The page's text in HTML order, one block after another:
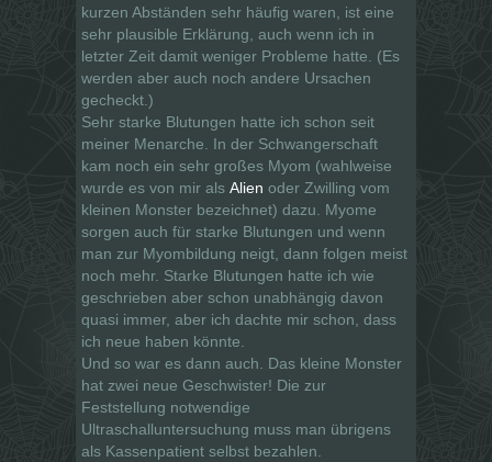
kurzen Abständen sehr häufig waren, ist eine
sehr plausible Erklärung, auch wenn ich in
letzter Zeit damit weniger Probleme hatte. (Es
werden aber auch noch andere Ursachen
gecheckt.)
Sehr starke Blutungen hatte ich schon seit
meiner Menarche. In der Schwangerschaft
kam noch ein sehr großes Myom (wahlweise
wurde es von mir als Alien oder Zwilling vom
kleinen Monster bezeichnet) dazu. Myome
sorgen auch für starke Blutungen und wenn
man zur Myombildung neigt, dann folgen meist
noch mehr. Starke Blutungen hatte ich wie
geschrieben aber schon unabhängig davon
quasi immer, aber ich dachte mir schon, dass
ich neue haben könnte.
Und so war es dann auch. Das kleine Monster
hat zwei neue Geschwister! Die zur
Feststellung notwendige
Ultraschalluntersuchung muss man übrigens
als Kassenpatient selbst bezahlen.